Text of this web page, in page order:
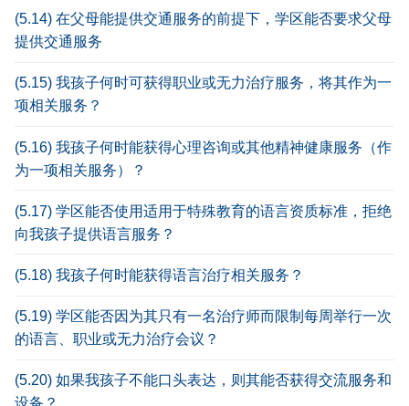
(5.14) 在父母能提供交通服务的前提下，学区能否要求父母
提供交通服务
(5.15) 我孩子何时可获得职业或无力治疗服务，将其作为一
项相关服务？
(5.16) 我孩子何时能获得心理咨询或其他精神健康服务（作
为一项相关服务）？
(5.17) 学区能否使用适用于特殊教育的语言资质标准，拒绝
向我孩子提供语言服务？
(5.18) 我孩子何时能获得语言治疗相关服务？
(5.19) 学区能否因为其只有一名治疗师而限制每周举行一次
的语言、职业或无力治疗会议？
(5.20) 如果我孩子不能口头表达，则其能否获得交流服务和